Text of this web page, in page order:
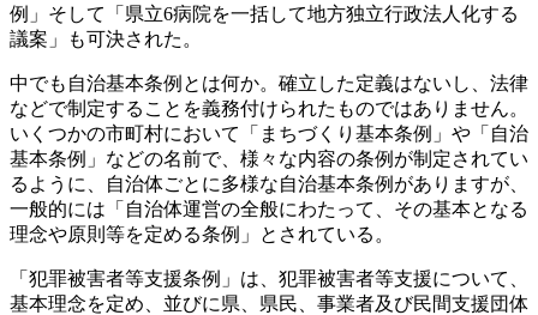
例」そして「県立6病院を一括して地方独立行政法人化する
議案」も可決された。
中でも自治基本条例とは何か。確立した定義はないし、法律
などで制定することを義務付けられたものではありません。
いくつかの市町村において「まちづくり基本条例」や「自治
基本条例」などの名前で、様々な内容の条例が制定されてい
るように、自治体ごとに多様な自治基本条例がありますが、
一般的には「自治体運営の全般にわたって、その基本となる
理念や原則等を定める条例」とされている。
「犯罪被害者等支援条例」は、犯罪被害者等支援について、
基本理念を定め、並びに県、県民、事業者及び民間支援団体